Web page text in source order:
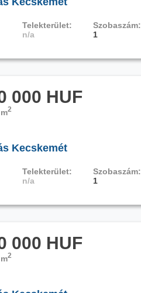
Telekterület:
n/a
Szobaszám:
1
000 HUF
2
Kecskemét
Telekterület:
n/a
Szobaszám:
1
000 HUF
2